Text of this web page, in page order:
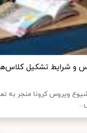
و شرایط تشکیل
۱۳۹۸ که شیوع ویروس